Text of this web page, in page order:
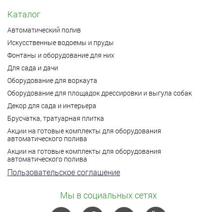
Каталог
Автоматический полив
Искусственные водоемы и пруды
Фонтаны и оборудование для них
Для сада и дачи
Оборудование для воркаута
Оборудование для площадок дрессировки и выгула собак
Декор для сада и интерьера
Брусчатка, тратуарная плитка
Акции на готовые комплекты для оборудования
автоматического полива
Акции на готовые комплекты для оборудования
автоматического полива
Пользовательское соглашение
Мы в социальных сетях